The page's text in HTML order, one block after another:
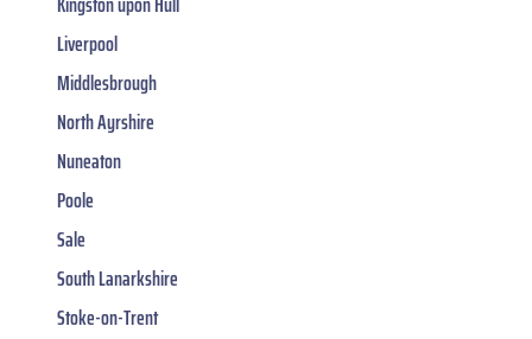
Liverpool
Middlesbrough
North Ayrshire
Nuneaton
Poole
Sale
South Lanarkshire
Stoke-on-Trent